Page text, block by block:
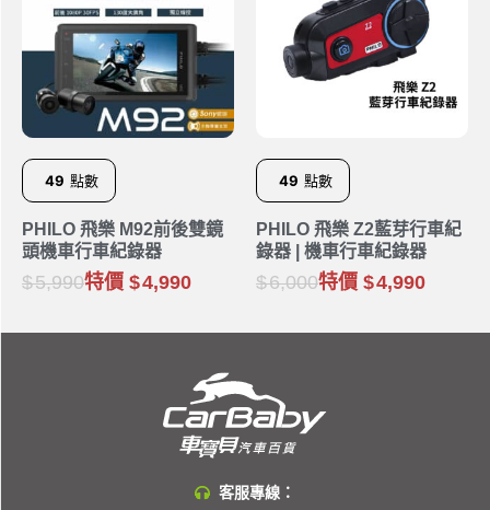
49 點數
PHILO 飛樂 M92前後雙鏡
頭機車行車紀錄器
5,990特價 4,990
49 點數
PHILO 飛樂 Z2藍芽行車紀
錄器 | 機車行車紀錄器
6,000特價 4,990
客服專線：